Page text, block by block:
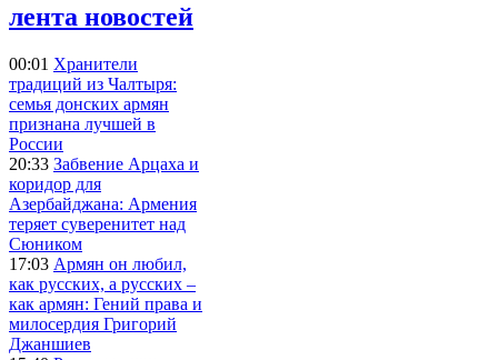
лента новостей
00:01 Хранители
традиций из Чалтыря:
семья донских армян
признана лучшей в
России
20:33 Забвение Арцаха и
коридор для
Азербайджана: Армения
теряет суверенитет над
Сюником
17:03 Армян он любил,
как русских, а русских –
как армян: Гений права и
милосердия Григорий
Джаншиев